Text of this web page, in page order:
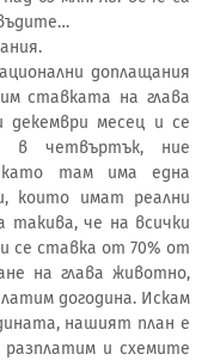
доплащания
ставката на глава
месец и се
в четвъртък, ние
там има една
които имат реални
такива, че на всички
се ставка от 70% от
на глава животно,
догодина. Искам
нашият план е
и схемите